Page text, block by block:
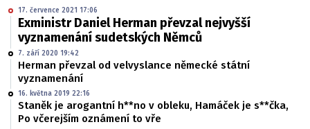
17. července 2021 17:06
Exministr Daniel Herman převzal nejvyšší
vyznamenání sudetských Němců
7. září 2020 19:42
Herman převzal od velvyslance německé státní
vyznamenání
16. května 2019 22:16
Staněk je arogantní h**no v obleku, Hamáček je s**čka,
Po včerejším oznámení to vře